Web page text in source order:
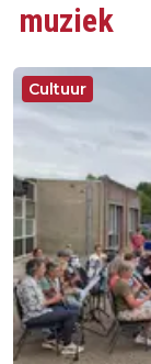
muziek
Cultuur